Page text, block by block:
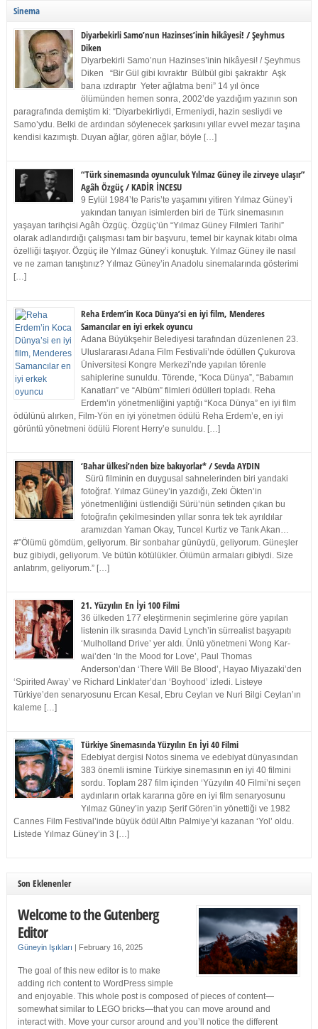
Sinema
Diyarbekirli Samo’nun Hazinses’inin hikâyesi! / Şeyhmus
Diken
Diyarbekirli Samo’nun Hazinses’inin hikâyesi! / Şeyhmus
Diken “Bir Gül gibi kıvraktır Bülbül gibi şakraktır Aşk
bana ızdıraptır Yeter ağlatma beni” 14 yıl önce
ölümünden hemen sonra, 2002’de yazdığım yazının son
paragrafında demiştim ki: “Diyarbekirliydi, Ermeniydi, hazin sesliydi ve
Samo’ydu. Belki de ardından söylenecek şarkısını yıllar evvel mezar taşına
kendisi kazımıştı. Duyan ağlar, gören ağlar, böyle […]
“Türk sinemasında oyunculuk Yılmaz Güney ile zirveye ulaşır”
Agâh Özgüç / KADİR İNCESU
9 Eylül 1984’te Paris’te yaşamını yitiren Yılmaz Güney’i
yakından tanıyan isimlerden biri de Türk sinemasının
yaşayan tarihçisi Agâh Özgüç. Özgüç’ün “Yılmaz Güney Filmleri Tarihi”
olarak adlandırdığı çalışması tam bir başvuru, temel bir kaynak kitabı olma
özelliği taşıyor. Özgüç ile Yılmaz Güney’i konuştuk. Yılmaz Güney ile nasıl
ve ne zaman tanıştınız? Yılmaz Güney’in Anadolu sinemalarında gösterimi
[…]
Reha Erdem’in Koca Dünya’si en iyi film, Menderes
Samancılar en iyi erkek oyuncu
Adana Büyükşehir Belediyesi tarafından düzenlenen 23.
Uluslararası Adana Film Festivali’nde ödüllen Çukurova
Üniversitesi Kongre Merkezi’nde yapılan törenle
sahiplerine sunuldu. Törende, “Koca Dünya”, “Babamın
Kanatları” ve “Albüm” filmleri ödülleri topladı. Reha
Erdem’in yönetmenliğini yaptığı “Koca Dünya” en iyi film
ödülünü alırken, Film-Yön en iyi yönetmen ödülü Reha Erdem’e, en iyi
görüntü yönetmeni ödülü Florent Herry’e sunuldu. […]
‘Bahar ülkesi’nden bize bakıyorlar* / Sevda AYDIN
Sürü filminin en duygusal sahnelerinden biri yandaki
fotoğraf. Yılmaz Güney’in yazdığı, Zeki Ökten’in
yönetmenliğini üstlendiği Sürü’nün setinden çıkan bu
fotoğrafın çekilmesinden yıllar sonra tek tek ayrıldılar
aramızdan Yaman Okay, Tuncel Kurtiz ve Tarık Akan…
#”Ölümü gömdüm, geliyorum. Bir sonbahar günüydü, geliyorum. Güneşler
buz gibiydi, geliyorum. Ve bütün kötülükler. Ölümün armaları gibiydi. Size
anlatırım, geliyorum.” […]
21. Yüzyılın En İyi 100 Filmi
36 ülkeden 177 eleştirmenin seçimlerine göre yapılan
listenin ilk sırasında David Lynch’in sürrealist başyapıtı
‘Mulholland Drive’ yer aldı. Ünlü yönetmeni Wong Kar-
wai’den ‘In the Mood for Love’, Paul Thomas
Anderson’dan ‘There Will Be Blood’, Hayao Miyazaki’den
‘Spirited Away’ ve Richard Linklater’dan ‘Boyhood’ izledi. Listeye
Türkiye’den senaryosunu Ercan Kesal, Ebru Ceylan ve Nuri Bilgi Ceylan’ın
kaleme […]
Türkiye Sinemasında Yüzyılın En İyi 40 Filmi
Edebiyat dergisi Notos sinema ve edebiyat dünyasından
383 önemli ismine Türkiye sinemasının en iyi 40 filmini
sordu. Toplam 287 film içinden ‘Yüzyılın 40 Filmi’ni seçen
aydınların ortak kararına göre en iyi film senaryosunu
Yılmaz Güney’in yazıp Şerif Gören’in yönettiği ve 1982
Cannes Film Festival’inde büyük ödül Altın Palmiye’yi kazanan ‘Yol’ oldu.
Listede Yılmaz Güney’in 3 […]
Son Eklenenler
Welcome to the Gutenberg
Editor
Güneyin Işıkları | February 16, 2025
The goal of this new editor is to make
adding rich content to WordPress simple
and enjoyable. This whole post is composed of pieces of content—
somewhat similar to LEGO bricks—that you can move around and
interact with. Move your cursor around and you’ll notice the different